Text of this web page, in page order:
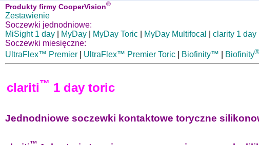
Produkty firmy CooperVision®
Zestawienie
Soczewki jednodniowe:
MiSight 1 day
MyDay MyDay Toric MyDay Multifocal clarity 1 day
Soczewki miesięczne:
UltraFlex™ Premier
UltraFlex™ Premier Toric Biofinity™ Biofinity®
clariti™ 1 day toric
Jednodniowe soczewki kontaktowe toryczne